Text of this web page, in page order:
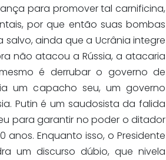
para promover tal carnificina,
por que então suas bombas
ainda que a Ucrânia integre
não atacou a Rússia, a atacaria
é derrubar o governo de
um capacho seu, um governo
Putin é um saudosista da falida
para garantir no poder o ditador
Enquanto isso, o Presidente
um discurso dúbio, que nivela